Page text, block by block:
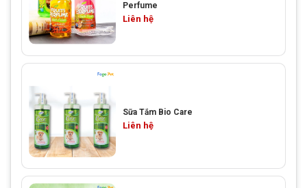
Perfume
Liên hệ
Sữa Tắm Bio Care
Liên hệ